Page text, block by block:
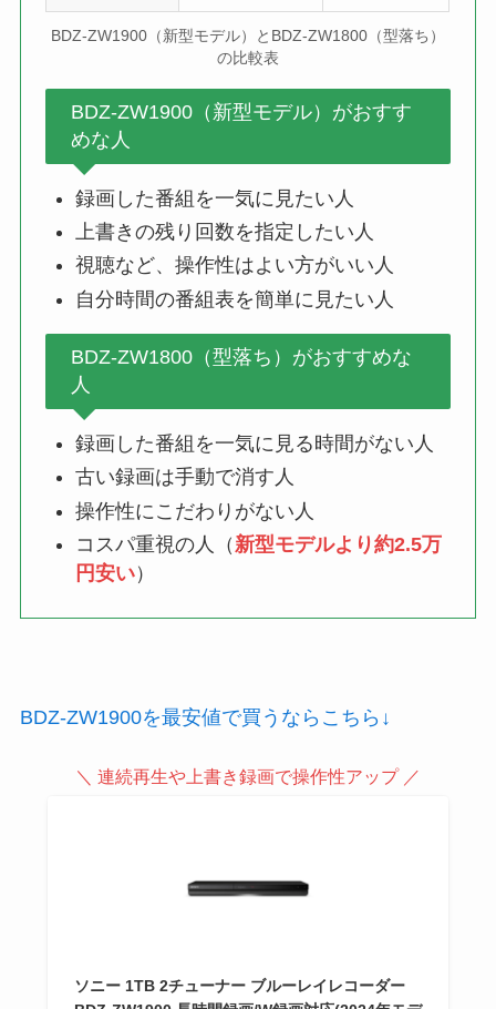
BDZ-ZW1900（新型モデル）とBDZ-ZW1800（型落ち）
の比較表
BDZ-ZW1900（新型モデル）がおすす
めな人
録画した番組を一気に見たい人
上書きの残り回数を指定したい人
視聴など、操作性はよい方がいい人
自分時間の番組表を簡単に見たい人
BDZ-ZW1800（型落ち）がおすすめな
人
録画した番組を一気に見る時間がない人
古い録画は手動で消す人
操作性にこだわりがない人
コスパ重視の人（新型モデルより約2.5万
円安い）
BDZ-ZW1900を最安値で買うならこちら↓
＼ 連続再生や上書き録画で操作性アップ ／
ソニー 1TB 2チューナー ブルーレイレコーダー